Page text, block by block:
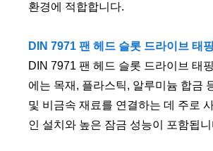
환경에 적합합니다.
DIN 7971 팬 헤드 슬롯 드라이브 태
DIN 7971 팬 헤드 슬롯 드라이브 태
에는 목재, 플라스틱, 알루미늄 합금
및 비금속 재료를 연결하는 데 주로
인 설치와 높은 잠금 성능이 포함됩니